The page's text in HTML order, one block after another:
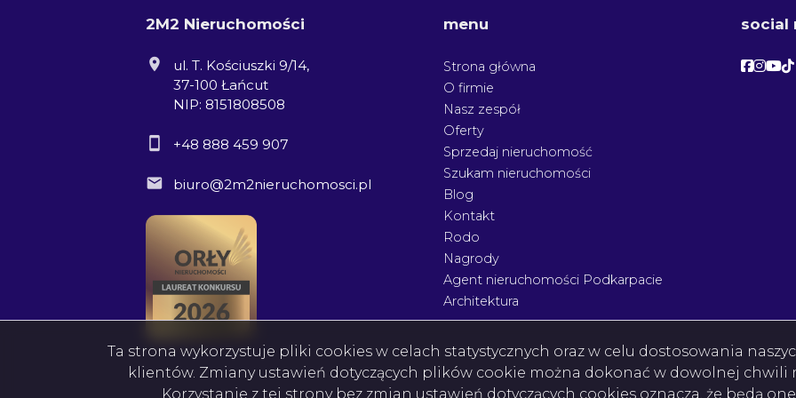
2M2 Nieruchomości
ul. T. Kościuszki 9/14,
37-100 Łańcut
NIP: 8151808508
+48 888 459 907
biuro@2m2nieruchomosci.pl
menu
Strona główna
O firmie
Nasz zespół
Oferty
Sprzedaj nieruchomość
Szukam nieruchomości
Blog
Kontakt
Rodo
Nagrody
Agent nieruchomości Podkarpacie
Architektura
social
Ta strona wykorzystuje pliki cookies w celach statystycznych oraz w celu dostosowania
klientów. Zmiany ustawień dotyczących plików cookie można dokonać w dowolnej chwili
Korzystanie z tej strony bez zmian ustawień dotyczących cookies oznacza, że będą